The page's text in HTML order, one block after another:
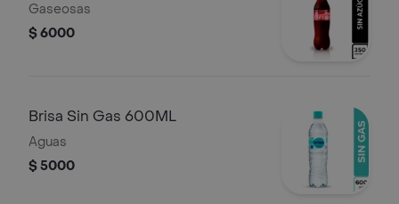
Gaseosas
$ 6000
Brisa Sin Gas 600ML
Aguas
$ 5000